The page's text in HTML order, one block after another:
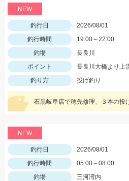
NEW
釣行日
2026/08/01
釣行時間
19:00～22:00
釣場
長良川
ポイント
長良川大橋より上
釣り方
投げ釣り
NEW
釣行日
2026/08/01
釣行時間
05:00～08:00
釣場
三河湾内